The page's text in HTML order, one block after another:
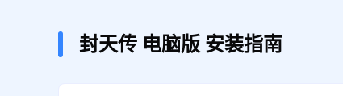
封天传 电脑版 安装指南